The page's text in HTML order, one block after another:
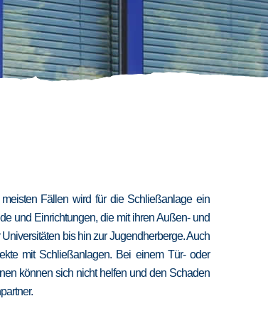
Fällen wird für die Schließanlage ein
und Einrichtungen, die mit ihren Außen- und
bis hin zur Jugendherberge. Auch
mit Schließanlagen. Bei einem Tür- oder
können sich nicht helfen und den Schaden